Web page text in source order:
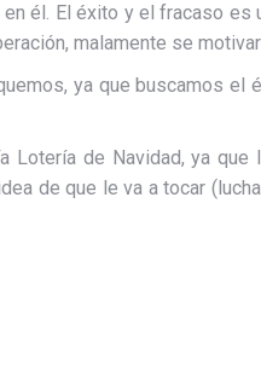
él. El éxito y el fracaso es
malamente se
ya que buscamos
Lotería de Navidad, ya
de que le va a tocar